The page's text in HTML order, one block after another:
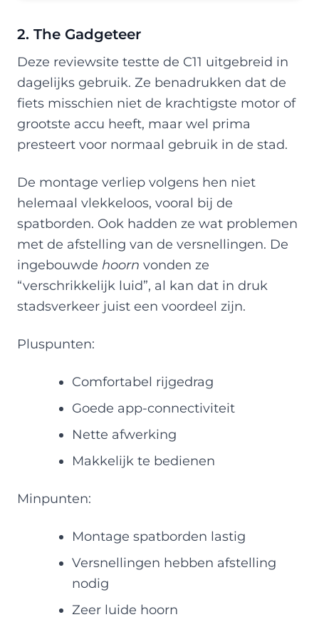
2. The Gadgeteer
Deze reviewsite testte de C11 uitgebreid in
dagelijks gebruik. Ze benadrukken dat de
fiets misschien niet de krachtigste motor of
grootste accu heeft, maar wel prima
presteert voor normaal gebruik in de stad.
De montage verliep volgens hen niet
helemaal vlekkeloos, vooral bij de
spatborden. Ook hadden ze wat problemen
met de afstelling van de versnellingen. De
ingebouwde hoorn vonden ze
“verschrikkelijk luid”, al kan dat in druk
stadsverkeer juist een voordeel zijn.
Pluspunten:
Comfortabel rijgedrag
Goede app-connectiviteit
Nette afwerking
Makkelijk te bedienen
Minpunten:
Montage spatborden lastig
Versnellingen hebben afstelling
nodig
Zeer luide hoorn